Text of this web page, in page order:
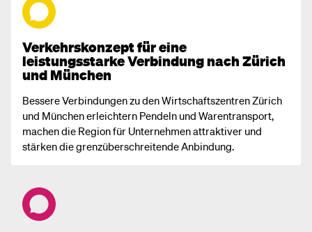
Verkehrskonzept für eine
leistungsstarke Verbindung nach Zürich
und München
Bessere Verbindungen zu den Wirtschaftszentren Zürich
und München erleichtern Pendeln und Warentransport,
machen die Region für Unternehmen attraktiver und
stärken die grenzüberschreitende Anbindung.